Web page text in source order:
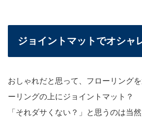
ジョイントマットでオシャ
おしゃれだと思って、フローリング
ーリングの上にジョイントマット？
「それダサくない？」と思うのは当然